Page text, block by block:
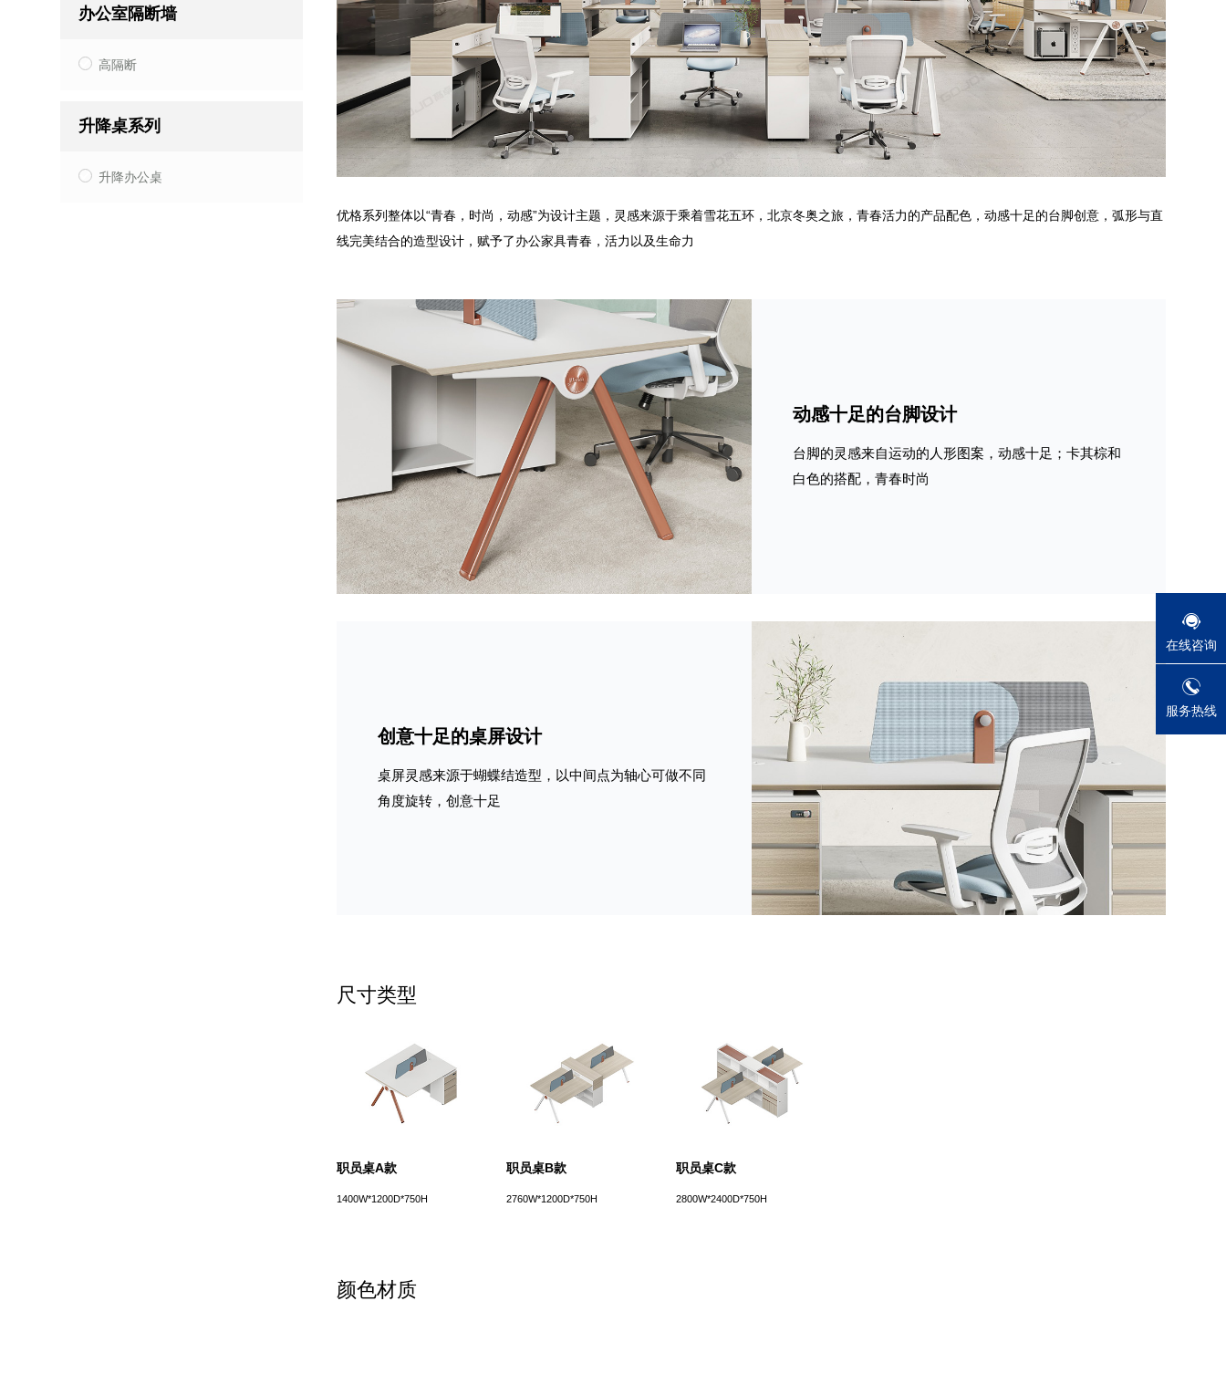
办公室隔断墙
高隔断
升降桌系列
升降办公桌
优格系列整体以“青春，时尚，动感”为设计主题，灵感来源于乘着雪花五环，北京冬奥之旅，青春活力的产品配色，动感十足的台脚创意，弧形与直
线完美结合的造型设计，赋予了办公家具青春，活力以及生命力
动感十足的台脚设计
台脚的灵感来自运动的人形图案，动感十足；卡其棕和
白色的搭配，青春时尚
创意十足的桌屏设计
桌屏灵感来源于蝴蝶结造型，以中间点为轴心可做不同
角度旋转，创意十足
尺寸类型
职员桌A款
1400W*1200D*750H
职员桌B款
2760W*1200D*750H
职员桌C款
2800W*2400D*750H
颜色材质
在线咨询
服务热线